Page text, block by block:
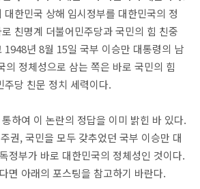
한민국 상해 임시정부를 대한민국의 정
친명계 더불어민주당과 국민의 힘 친중
1948년 8월 15일 국부 이승만 대통령의 남
의 정체성으로 삼는 쪽은 바로 국민의 힘
주당 친문 정치 세력이다.
하여 이 논란의 정답을 이미 밝힌 바 있다.
권, 국민을 모두 갖추었던 국부 이승만 대
정부가 바로 대한민국의 정체성인 것이다.
면 아래의 포스팅을 참고하기 바란다.